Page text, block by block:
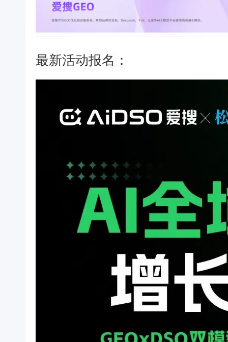
最新活动报名：